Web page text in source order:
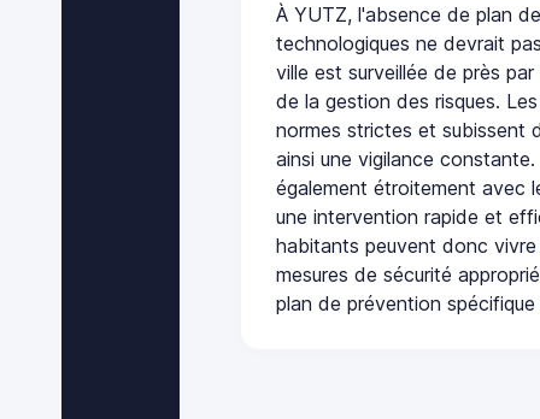
À YUTZ, l'absence de plan
technologiques ne devrait
ville est surveillée de près
de la gestion des risques.
normes strictes et subissent
ainsi une vigilance
également étroitement avec
une intervention rapide et
habitants peuvent donc
mesures de sécurité
plan de prévention